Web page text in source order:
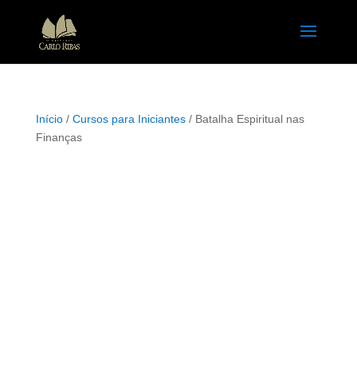
Início/ Cursos para Iniciantes/ Batalha Espiritual nas
Finanças